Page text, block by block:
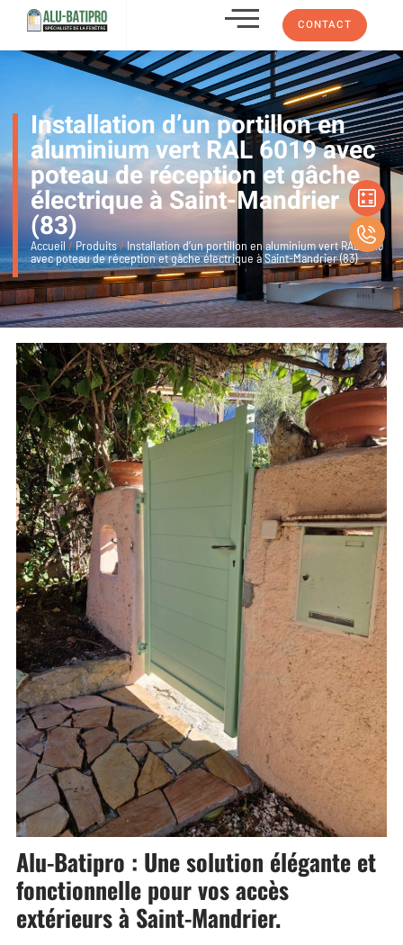
CONTACT
Installation d’un portillon en
aluminium vert RAL 6019 avec
poteau de réception et gâche
électrique à Saint-Mandrier
(83)
Accueil/Produits/Installation d’un portillon en aluminium vert RAL 6019
avec poteau de réception et gâche électrique à Saint-Mandrier (83)
Alu-Batipro : Une solution élégante et
fonctionnelle pour vos accès
extérieurs à Saint-Mandrier.